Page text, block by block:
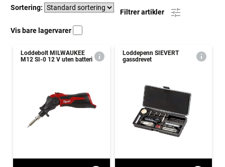
Sortering:
Filtrer artikler
Vis bare lagervarer
Loddebolt MILWAUKEE
M12 SI-0 12 V uten batteri
Loddepenn SIEVERT
gassdrevet